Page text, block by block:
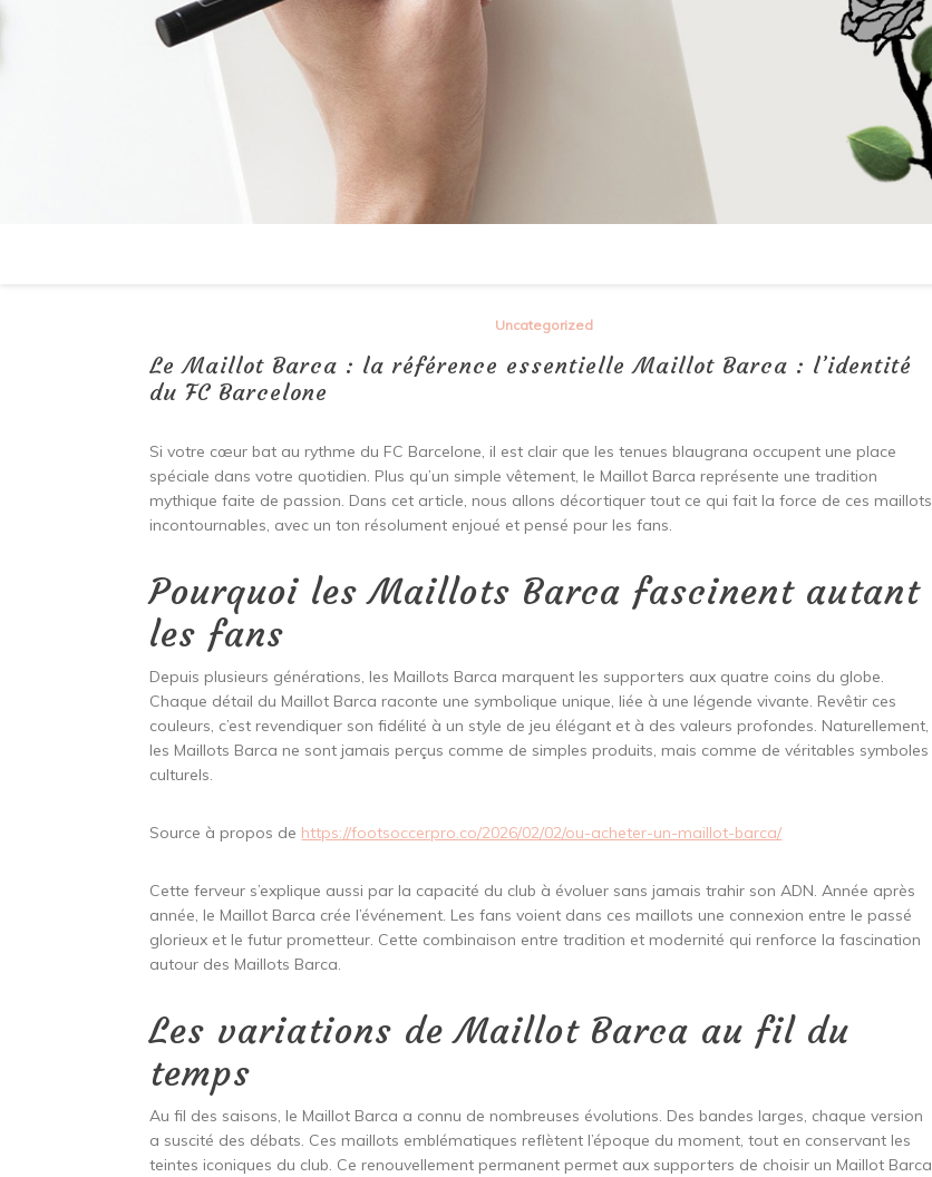
Uncategorized
Le Maillot Barca : la référence essentielle Maillot Barca : l’identité
du FC Barcelone
Si votre cœur bat au rythme du FC Barcelone, il est clair que les tenues blaugrana occupent une place
spéciale dans votre quotidien. Plus qu’un simple vêtement, le Maillot Barca représente une tradition
mythique faite de passion. Dans cet article, nous allons décortiquer tout ce qui fait la force de ces maillots
incontournables, avec un ton résolument enjoué et pensé pour les fans.
Pourquoi les Maillots Barca fascinent autant
les fans
Depuis plusieurs générations, les Maillots Barca marquent les supporters aux quatre coins du globe.
Chaque détail du Maillot Barca raconte une symbolique unique, liée à une légende vivante. Revêtir ces
couleurs, c’est revendiquer son fidélité à un style de jeu élégant et à des valeurs profondes. Naturellement,
les Maillots Barca ne sont jamais perçus comme de simples produits, mais comme de véritables symboles
culturels.
Source à propos de https://footsoccerpro.co/2026/02/02/ou-acheter-un-maillot-barca/
Cette ferveur s’explique aussi par la capacité du club à évoluer sans jamais trahir son ADN. Année après
année, le Maillot Barca crée l’événement. Les fans voient dans ces maillots une connexion entre le passé
glorieux et le futur prometteur. Cette combinaison entre tradition et modernité qui renforce la fascination
autour des Maillots Barca.
Les variations de Maillot Barca au fil du
temps
Au fil des saisons, le Maillot Barca a connu de nombreuses évolutions. Des bandes larges, chaque version
a suscité des débats. Ces maillots emblématiques reflètent l’époque du moment, tout en conservant les
teintes iconiques du club. Ce renouvellement permanent permet aux supporters de choisir un Maillot Barca